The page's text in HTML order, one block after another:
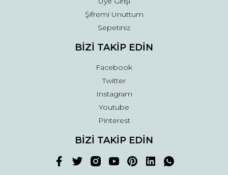
Şifremi Unuttum
Sepetiniz
BİZİ TAKİP EDİN
Facebook
Twitter
Instagram
Youtube
Pinterest
BİZİ TAKİP EDİN